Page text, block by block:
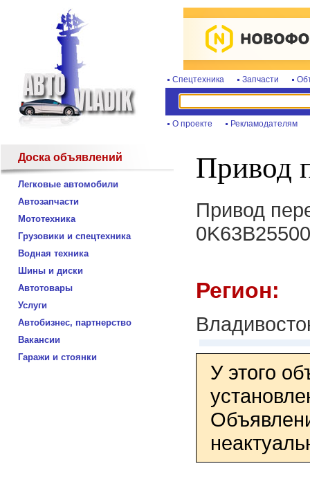
Спецтехника Запчасти
О проекте Рекламодателям
Доска объявлений
Легковые автомобили
Автозапчасти
Мототехника
Грузовики и спецтехника
Водная техника
Шины и диски
Автотовары
Услуги
Автобизнес, партнерство
Вакансии
Гаражи и стоянки
Привод
Привод
Регион:
У этого